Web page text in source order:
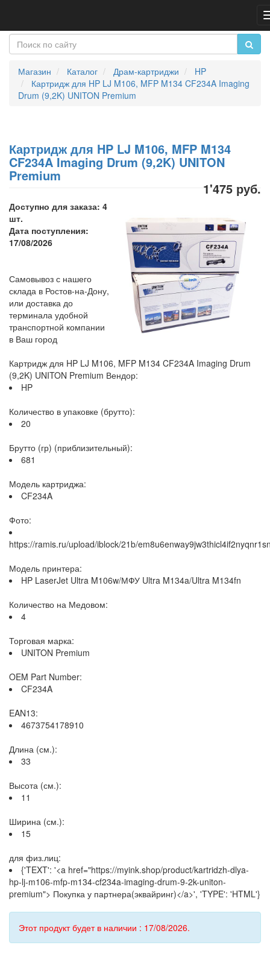
Магазин Каталог Драм-картриджи
HP
Картридж для HP LJ M106, MFP M134 CF234A Imaging
Drum (9,2K) UNITON Premium
Картридж для HP LJ M106, MFP M134
CF234A Imaging Drum (9,2K) UNITON
Premium
1'475 руб.
Доступно для заказа: 4
шт.
Дата поступления:
17/08/2026
Самовывоз с нашего
склада в Ростов-на-Дону,
или доставка до
терминала удобной
транспортной компании
в Ваш город
Картридж для HP LJ M106, MFP M134 CF234A Imaging Drum
(9,2K) UNITON Premium Вендор:
HP
Количество в упаковке (брутто):
20
Брутто (гр) (приблизительный):
681
Модель картриджа:
CF234A
Фото:
https://ramis.ru/upload/iblock/21b/
Модель принтера:
HP LaserJet Ultra M106w/МФУ Ultra M134a/Ultra M134fn
Количество на Медовом:
4
Торговая марка:
UNITON Premium
OEM Part Number:
CF234A
EAN13:
4673754178910
Длина (см.):
33
Высота (см.):
11
Ширина (см.):
15
для физ.лиц:
{'TEXT': '<a href="https://myink.shop/product/kartridzh-dlya-
hp-lj-m106-mfp-m134-cf234a-imaging-drum-9-2k-uniton-
premium"> Покупка у партнера(эквайринг)</a>', 'TYPE': 'HTML'}
Этот продукт будет в наличии : 17/08/2026.